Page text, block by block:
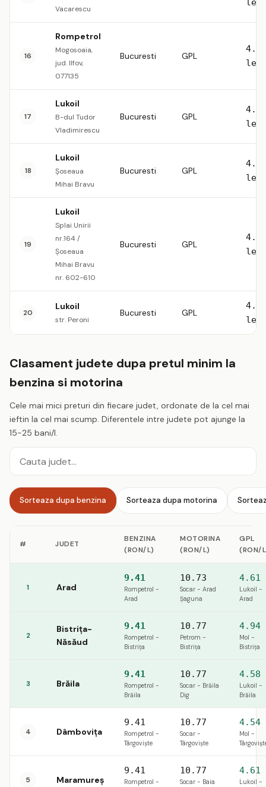
Vacarescu
16
Rompetrol
Mogosoaia,
jud. Ilfov,
077135
Bucuresti GPL
17
Lukoil
B-dul Tudor
Vladimirescu
Bucuresti GPL
18
Lukoil
Șoseaua
Mihai Bravu
Bucuresti GPL
19
Lukoil
Splai Unirii
nr.164 /
Șoseaua
Mihai Bravu
nr. 602-610
Bucuresti GPL
20
Lukoil
str. Peroni
Bucuresti GPL
Clasament judete dupa pretul minim la
benzina si motorina
Cele mai mici preturi din fiecare judet, ordonate de la cel mai
ieftin la cel mai scump. Diferentele intre judete pot ajunge la
15-25 bani/l.
Cauta judet
Sorteaza dupa benzina Sorteaza dupa motorina
# JUDET
BENZINA
(RON/L)
MOTORINA
(RON/L)
GPL
(RON/
1 Arad
9.41
Rompetrol -
Arad
10.73
Socar - Arad
Șaguna
4.61
Lukoil -
Arad
2
Bistrița-
Năsăud
9.41
Rompetrol -
Bistriţa
10.77
Petrom -
Bistriţa
4.94
Mol -
Bistriţa
3 Brăila
9.41
Rompetrol -
Brăila
10.77
Socar - Brăila
Dig
4.58
Lukoil -
Brăila
4 Dâmbovița
9.41
Rompetrol -
Târgoviște
10.77
Socar -
Târgoviște
4.54
Mol -
5 Maramureș
9.41
Rompetrol -
10.77
Socar - Baia
4.61
Lukoil -